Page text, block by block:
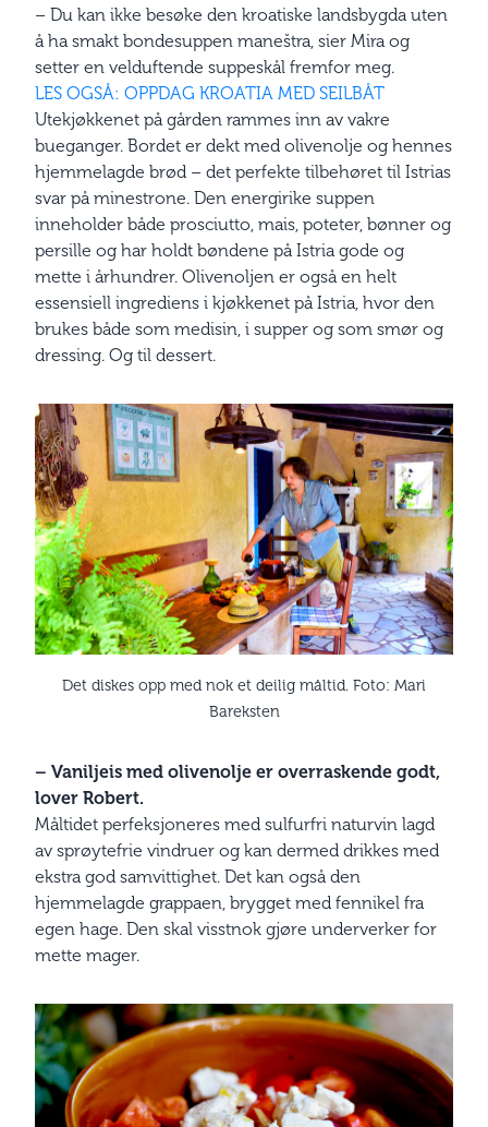
– Du kan ikke besøke den kroatiske landsbygda uten
å ha smakt bondesuppen maneštra, sier Mira og
setter en velduftende suppeskål fremfor meg.
LES OGSÅ: OPPDAG KROATIA MED SEILBÅT
Utekjøkkenet på gården rammes inn av vakre
bueganger. Bordet er dekt med olivenolje og hennes
hjemmelagde brød – det perfekte tilbehøret til Istrias
svar på minestrone. Den energirike suppen
inneholder både prosciutto, mais, poteter, bønner og
persille og har holdt bøndene på Istria gode og
mette i århundrer. Olivenoljen er også en helt
essensiell ingrediens i kjøkkenet på Istria, hvor den
brukes både som medisin, i supper og som smør og
dressing. Og til dessert.
Det diskes opp med nok et deilig måltid. Foto: Mari
Bareksten
– Vaniljeis med olivenolje er overraskende godt,
lover Robert.
Måltidet perfeksjoneres med sulfurfri naturvin lagd
av sprøytefrie vindruer og kan dermed drikkes med
ekstra god samvittighet. Det kan også den
hjemmelagde grappaen, brygget med fennikel fra
egen hage. Den skal visstnok gjøre underverker for
mette mager.